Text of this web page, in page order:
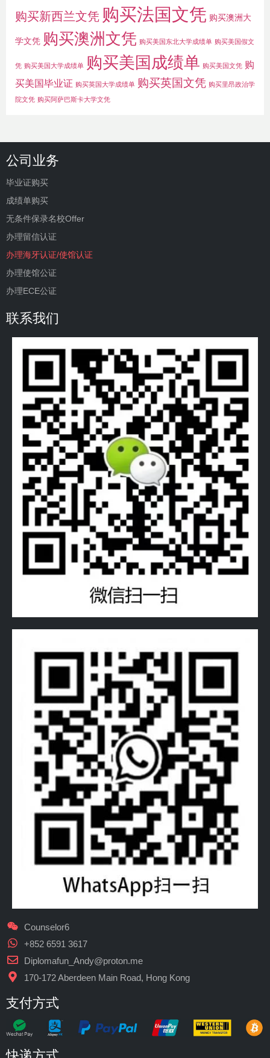
购买新西兰文凭 购买法国文凭 购买澳洲大
学文凭 购买澳洲文凭 购买美国东北大学成绩单 购买美国假文
凭 购买美国大学成绩单 购买美国成绩单 购买美国文凭 购
买美国毕业证 购买英国大学成绩单 购买英国文凭 购买里昂政治学
院文凭 购买阿萨巴斯卡大学文凭
公司业务
毕业证购买
成绩单购买
无条件保录名校Offer
办理留信认证
办理海牙认证/使馆认证
办理使馆公证
办理ECE公证
联系我们
Counselor6
+852 6591 3617
Diplomafun_Andy@proton.me
170-172 Aberdeen Main Road, Hong Kong
支付方式